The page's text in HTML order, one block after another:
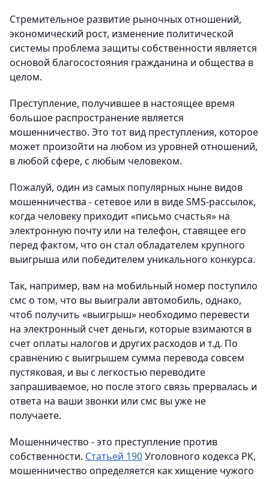
Стремительное развитие рыночных отношений,
экономический рост, изменение политической
системы проблема защиты собственности является
основой благосостояния гражданина и общества в
целом.
Преступление, получившее в настоящее время
большое распространение является
мошенничество. Это тот вид преступления, которое
может произойти на любом из уровней отношений,
в любой сфере, с любым человеком.
Пожалуй, один из самых популярных ныне видов
мошенничества - сетевое или в виде SMS-рассылок,
когда человеку приходит «письмо счастья» на
электронную почту или на телефон, ставящее его
перед фактом, что он стал обладателем крупного
выигрыша или победителем уникального конкурса.
Так, например, вам на мобильный номер поступило
смс о том, что вы выиграли автомобиль, однако,
чтоб получить «выигрыш» необходимо перевести
на электронный счет деньги, которые взимаются в
счет оплаты налогов и других расходов и т.д. По
сравнению с выигрышем сумма перевода совсем
пустяковая, и вы с легкостью переводите
запрашиваемое, но после этого связь прервалась и
ответа на ваши звонки или смс вы уже не
получаете.
Мошенничество - это преступление против
собственности. Статьей 190Уголовного кодекса РК,
мошенничество определяется как хищение чужого